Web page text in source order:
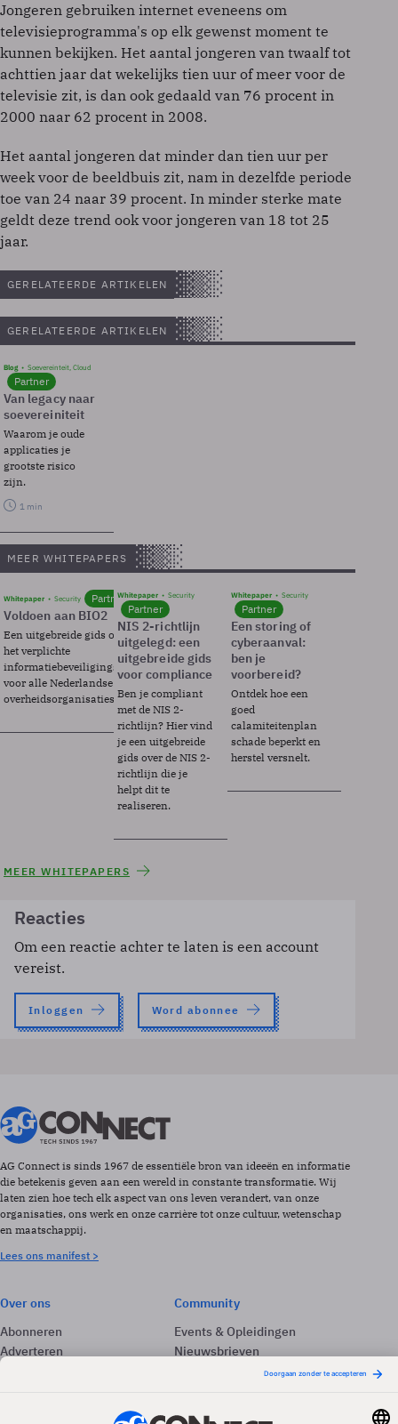
Jongeren gebruiken internet eveneens om
televisieprogramma's op elk gewenst moment te
kunnen bekijken. Het aantal jongeren van twaalf tot
achttien jaar dat wekelijks tien uur of meer voor de
televisie zit, is dan ook gedaald van 76 procent in
2000 naar 62 procent in 2008.
Het aantal jongeren dat minder dan tien uur per
week voor de beeldbuis zit, nam in dezelfde periode
toe van 24 naar 39 procent. In minder sterke mate
geldt deze trend ook voor jongeren van 18 tot 25
jaar.
GERELATEERDE ARTIKELEN
GERELATEERDE ARTIKELEN
Blog Soevereinteit, Cloud
Partner
Van legacy naar
soevereiniteit
Waarom je oude
applicaties je
grootste risico
zijn.
1 min
MEER WHITEPAPERS
Whitepaper Security Partner
Voldoen aan BIO2
Een uitgebreide gids over BIO2,
het verplichte
informatiebeveiligingsframework
voor alle Nederlandse
overheidsorganisaties.
Whitepaper Security
Partner
NIS 2-richtlijn
uitgelegd: een
uitgebreide gids
voor compliance
Ben je compliant
met de NIS 2-
richtlijn? Hier vind
je een uitgebreide
gids over de NIS 2-
richtlijn die je
helpt dit te
realiseren.
Whitepaper Security
Partner
Een storing of
cyberaanval:
ben je
voorbereid?
Ontdek hoe een
goed
calamiteitenplan
schade beperkt en
herstel versnelt.
MEER WHITEPAPERS
Reacties
Om een reactie achter te laten is een account
vereist.
Inloggen Word abonnee
AG Connect is sinds 1967 de essentiële bron van ideeën en informatie
die betekenis geven aan een wereld in constante transformatie. Wij
laten zien hoe tech elk aspect van ons leven verandert, van onze
organisaties, ons werk en onze carrière tot onze cultuur, wetenschap
en maatschappij.
Lees ons manifest >
Over ons
Abonneren
Adverteren
Community
Events & Opleidingen
Nieuwsbrieven